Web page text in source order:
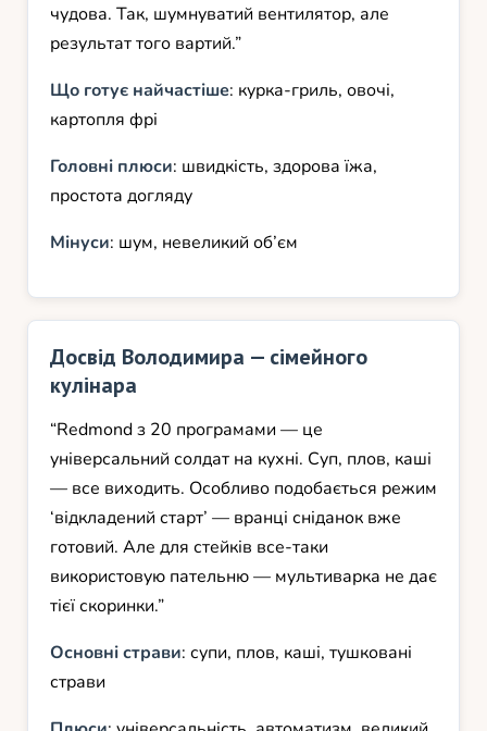
чудова. Так, шумнуватий вентилятор, але
результат того вартий.”
Що готує найчастіше: курка-гриль, овочі,
картопля фрі
Головні плюси: швидкість, здорова їжа,
простота догляду
Мінуси: шум, невеликий об’єм
Досвід Володимира — сімейного
кулінара
“Redmond з 20 програмами — це
універсальний солдат на кухні. Суп, плов, каші
— все виходить. Особливо подобається режим
‘відкладений старт’ — вранці сніданок вже
готовий. Але для стейків все-таки
використовую пательню — мультиварка не дає
тієї скоринки.”
Основні страви: супи, плов, каші, тушковані
страви